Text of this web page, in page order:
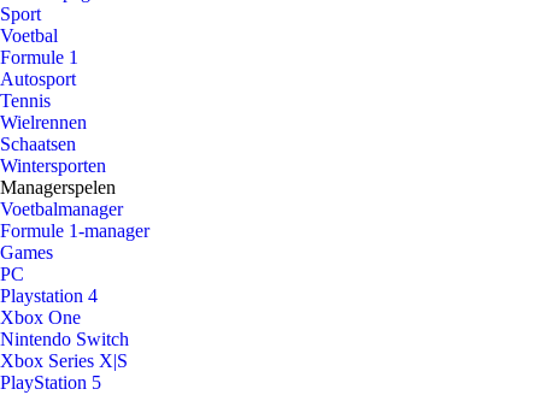
Sport
Voetbal
Formule 1
Autosport
Tennis
Wielrennen
Schaatsen
Wintersporten
Managerspelen
Voetbalmanager
Formule 1-manager
Games
PC
Playstation 4
Xbox One
Nintendo Switch
Xbox Series X|S
PlayStation 5